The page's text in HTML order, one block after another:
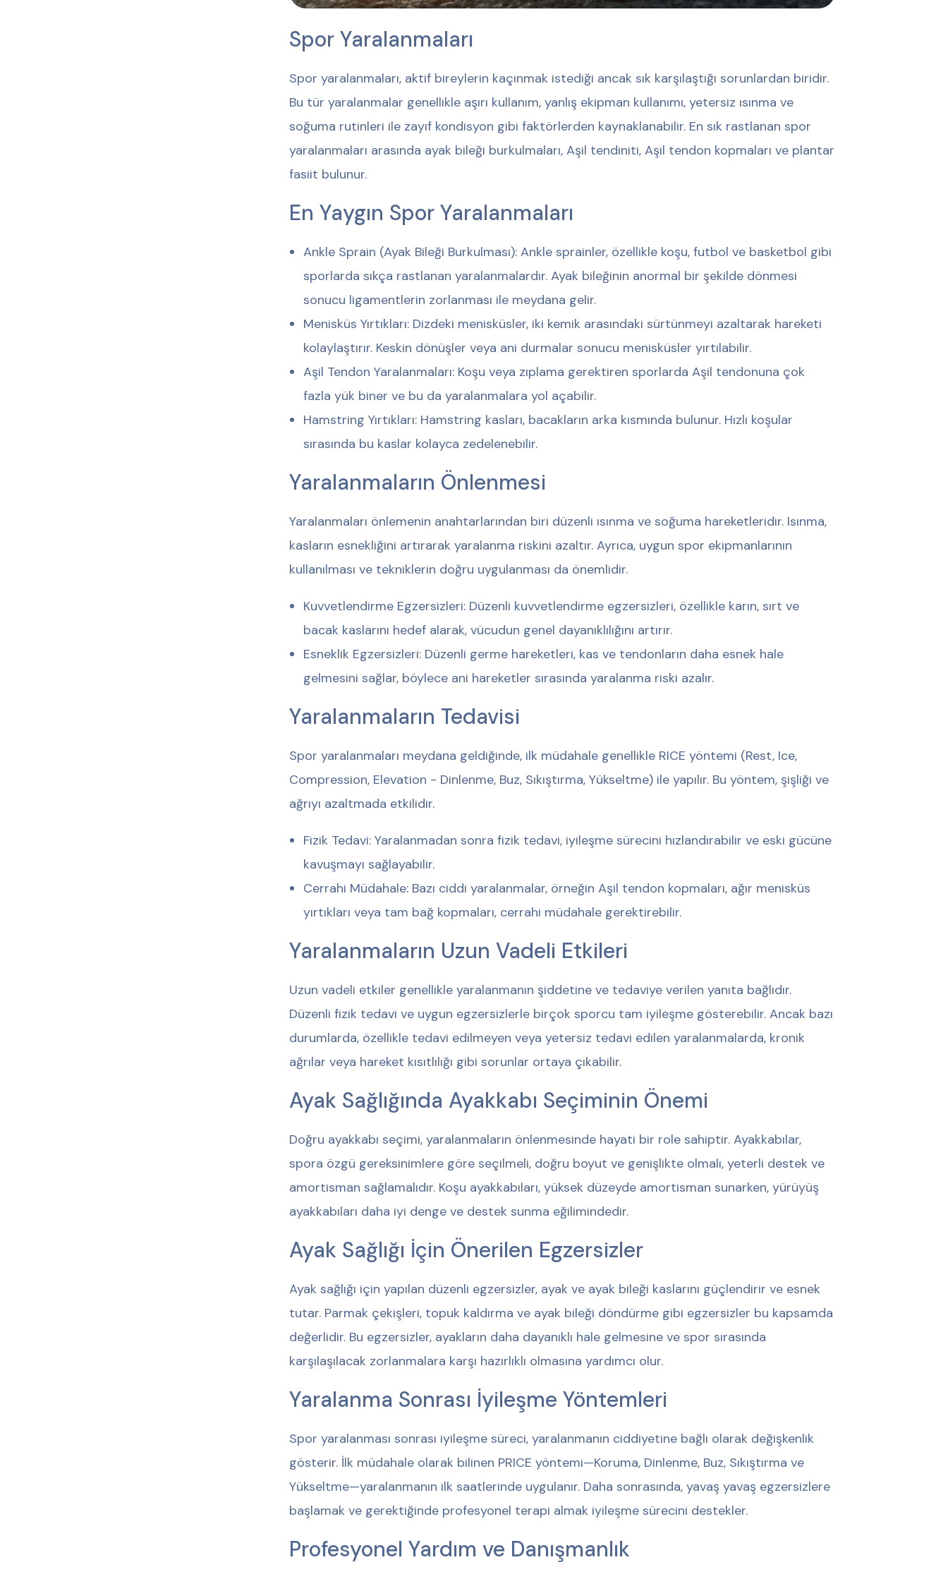
Spor Yaralanmaları
Spor yaralanmaları, aktif bireylerin kaçınmak istediği ancak sık karşılaştığı sorunlardan biridir.
Bu tür yaralanmalar genellikle aşırı kullanım, yanlış ekipman kullanımı, yetersiz ısınma ve
soğuma rutinleri ile zayıf kondisyon gibi faktörlerden kaynaklanabilir. En sık rastlanan spor
yaralanmaları arasında ayak bileği burkulmaları, Aşil tendiniti, Aşil tendon kopmaları ve plantar
fasiit bulunur.
En Yaygın Spor Yaralanmaları
Ankle Sprain (Ayak Bileği Burkulması): Ankle sprainler, özellikle koşu, futbol ve basketbol gibi
sporlarda sıkça rastlanan yaralanmalardır. Ayak bileğinin anormal bir şekilde dönmesi
sonucu ligamentlerin zorlanması ile meydana gelir.
Menisküs Yırtıkları: Dizdeki menisküsler, iki kemik arasındaki sürtünmeyi azaltarak hareketi
kolaylaştırır. Keskin dönüşler veya ani durmalar sonucu menisküsler yırtılabilir.
Aşil Tendon Yaralanmaları: Koşu veya zıplama gerektiren sporlarda Aşil tendonuna çok
fazla yük biner ve bu da yaralanmalara yol açabilir.
Hamstring Yırtıkları: Hamstring kasları, bacakların arka kısmında bulunur. Hızlı koşular
sırasında bu kaslar kolayca zedelenebilir.
Yaralanmaların Önlenmesi
Yaralanmaları önlemenin anahtarlarından biri düzenli ısınma ve soğuma hareketleridir. Isınma,
kasların esnekliğini artırarak yaralanma riskini azaltır. Ayrıca, uygun spor ekipmanlarının
kullanılması ve tekniklerin doğru uygulanması da önemlidir.
Kuvvetlendirme Egzersizleri: Düzenli kuvvetlendirme egzersizleri, özellikle karın, sırt ve
bacak kaslarını hedef alarak, vücudun genel dayanıklılığını artırır.
Esneklik Egzersizleri: Düzenli germe hareketleri, kas ve tendonların daha esnek hale
gelmesini sağlar, böylece ani hareketler sırasında yaralanma riski azalır.
Yaralanmaların Tedavisi
Spor yaralanmaları meydana geldiğinde, ilk müdahale genellikle RICE yöntemi (Rest, Ice,
Compression, Elevation - Dinlenme, Buz, Sıkıştırma, Yükseltme) ile yapılır. Bu yöntem, şişliği ve
ağrıyı azaltmada etkilidir.
Fizik Tedavi: Yaralanmadan sonra fizik tedavi, iyileşme sürecini hızlandırabilir ve eski gücüne
kavuşmayı sağlayabilir.
Cerrahi Müdahale: Bazı ciddi yaralanmalar, örneğin Aşil tendon kopmaları, ağır menisküs
yırtıkları veya tam bağ kopmaları, cerrahi müdahale gerektirebilir.
Yaralanmaların Uzun Vadeli Etkileri
Uzun vadeli etkiler genellikle yaralanmanın şiddetine ve tedaviye verilen yanıta bağlıdır.
Düzenli fizik tedavi ve uygun egzersizlerle birçok sporcu tam iyileşme gösterebilir. Ancak bazı
durumlarda, özellikle tedavi edilmeyen veya yetersiz tedavi edilen yaralanmalarda, kronik
ağrılar veya hareket kısıtlılığı gibi sorunlar ortaya çıkabilir.
Ayak Sağlığında Ayakkabı Seçiminin Önemi
Doğru ayakkabı seçimi, yaralanmaların önlenmesinde hayati bir role sahiptir. Ayakkabılar,
spora özgü gereksinimlere göre seçilmeli, doğru boyut ve genişlikte olmalı, yeterli destek ve
amortisman sağlamalıdır. Koşu ayakkabıları, yüksek düzeyde amortisman sunarken, yürüyüş
ayakkabıları daha iyi denge ve destek sunma eğilimindedir.
Ayak Sağlığı İçin Önerilen Egzersizler
Ayak sağlığı için yapılan düzenli egzersizler, ayak ve ayak bileği kaslarını güçlendirir ve esnek
tutar. Parmak çekişleri, topuk kaldırma ve ayak bileği döndürme gibi egzersizler bu kapsamda
değerlidir. Bu egzersizler, ayakların daha dayanıklı hale gelmesine ve spor sırasında
karşılaşılacak zorlanmalara karşı hazırlıklı olmasına yardımcı olur.
Yaralanma Sonrası İyileşme Yöntemleri
Spor yaralanması sonrası iyileşme süreci, yaralanmanın ciddiyetine bağlı olarak değişkenlik
gösterir. İlk müdahale olarak bilinen PRICE yöntemi—Koruma, Dinlenme, Buz, Sıkıştırma ve
Yükseltme—yaralanmanın ilk saatlerinde uygulanır. Daha sonrasında, yavaş yavaş egzersizlere
başlamak ve gerektiğinde profesyonel terapi almak iyileşme sürecini destekler.
Profesyonel Yardım ve Danışmanlık